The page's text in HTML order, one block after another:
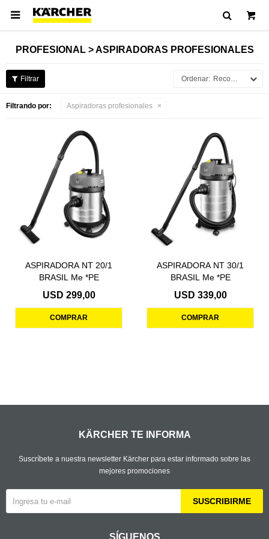

PROFESIONAL > ASPIRADORAS PROFESIONALES
Recomendados
Filtrando por: Aspiradoras profesionales
ASPIRADORA NT 20/1
BRASIL Me *PE
USD 299,00
ASPIRADORA NT 30/1
BRASIL Me *PE
USD 339,00
SÍGUENOS
KÄRCHER TE INFORMA
Suscríbete a nuestra newsletter Kärcher para estar informado sobre las
mejores promociones
SUSCRIBIRME